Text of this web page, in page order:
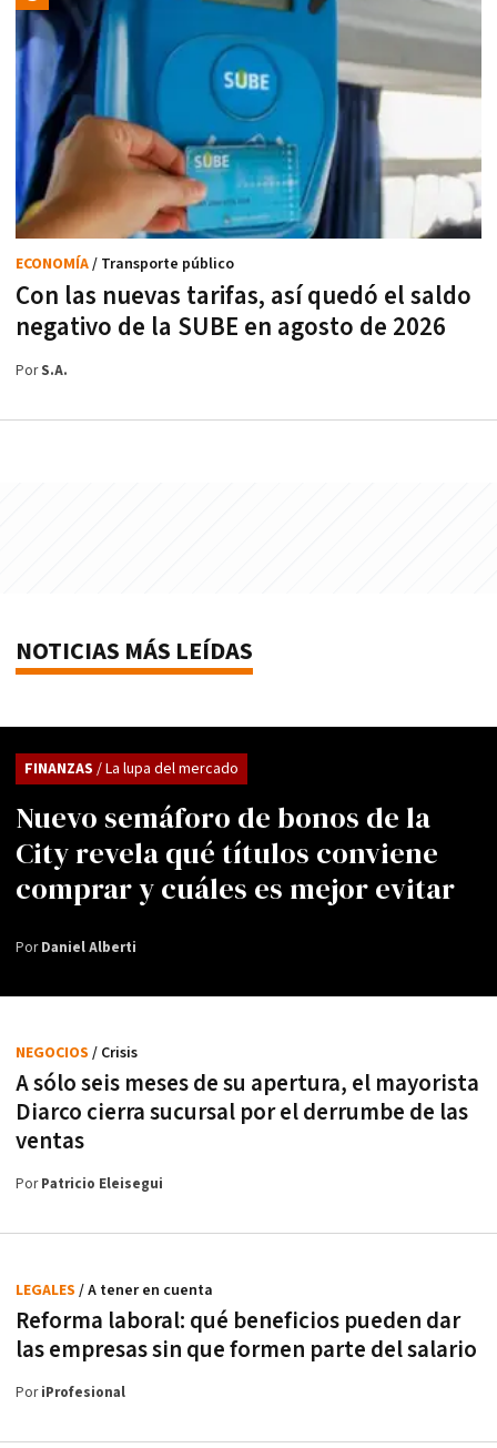
Con las nuevas tarifas, así quedó el saldo
negativo de la SUBE en agosto de 2026
ECONOMÍA/ Transporte público
PorS.A.
NOTICIAS MÁS LEÍDAS
Nuevo semáforo de bonos de la
City revela qué títulos conviene
comprar y cuáles es mejor evitar
FINANZAS / La lupa del mercado
PorDaniel Alberti
A sólo seis meses de su apertura, el mayorista
Diarco cierra sucursal por el derrumbe de las
ventas
NEGOCIOS / Crisis
PorPatricio Eleisegui
Reforma laboral: qué beneficios pueden dar
las empresas sin que formen parte del salario
LEGALES / A tener en cuenta
PoriProfesional